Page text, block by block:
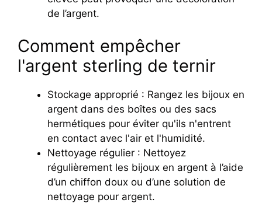
de l’argent.
Comment empêcher
l'argent sterling de ternir
Stockage approprié : Rangez les bijoux en
argent dans des boîtes ou des sacs
hermétiques pour éviter qu'ils n'entrent
en contact avec l'air et l'humidité.
Nettoyage régulier : Nettoyez
régulièrement les bijoux en argent à l’aide
d’un chiffon doux ou d’une solution de
nettoyage pour argent.